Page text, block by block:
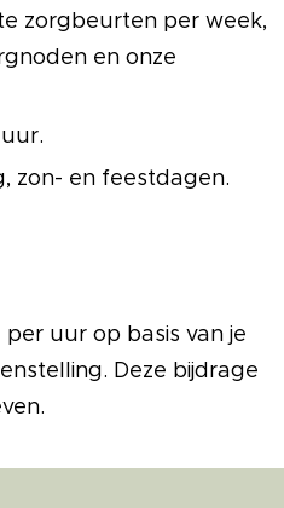
zorgbeurten per week,
en onze
zon- en feestdagen.
uur op basis van je
Deze bijdrage